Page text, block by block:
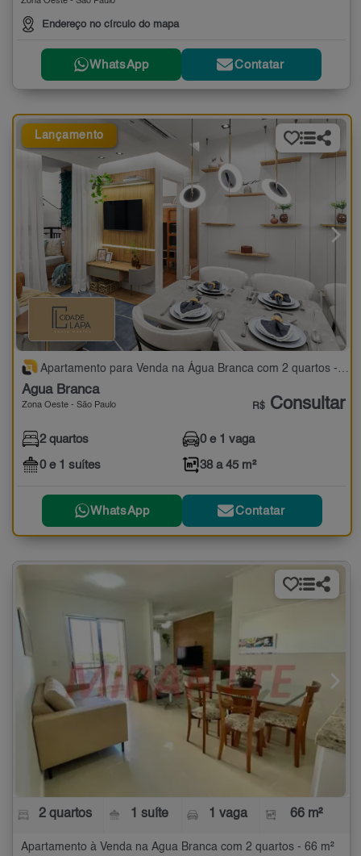
Endereço no círculo do mapa
WhatsApp Contatar
Lançamento
Apartamento para Venda na Água Branca com 2 quartos - 38 a 45 m²
Água Branca
Zona Oeste - São Paulo R$ Consultar
2 quartos
0 e 1 suítes
0 e 1 vaga
38 a 45 m²
WhatsApp Contatar
2 quartos 1 suíte 1 vaga 66 m²
Apartamento à Venda na Água Branca com 2 quartos - 66 m²